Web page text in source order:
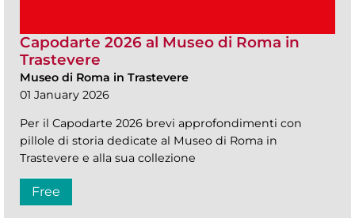
Capodarte 2026 al Museo di Roma in
Trastevere
Museo di Roma in Trastevere
01 January 2026
Per il Capodarte 2026 brevi approfondimenti con
pillole di storia dedicate al Museo di Roma in
Trastevere e alla sua collezione
Free